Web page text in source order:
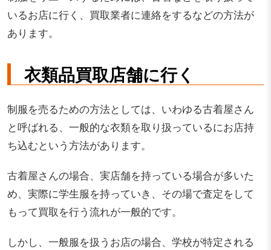
いるお店に行く、買取業者に連絡をするなどの方法が
あります。
衣類品買取店舗に行く
制服を売るための方法としては、いわゆる古着屋さん
と呼ばれる、一般的な衣類を取り扱っているにお店持
ち込むという方法があります。
古着屋さんの場合、実店舗を持っている場合が多いた
め、実際に学生服を持っていき、その場で査定をして
もって買取を行う流れが一般的です。
しかし、一般服を扱うお店の場合、学校が特定される